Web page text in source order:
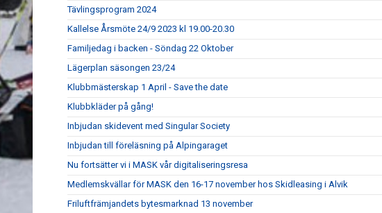
Tävlingsprogram 2024
Kallelse Årsmöte 24/9 2023 kl 19.00-20.30
Familjedag i backen - Söndag 22 Oktober
Lägerplan säsongen 23/24
Klubbmästerskap 1 April - Save the date
Klubbkläder på gång!
Inbjudan skidevent med Singular Society
Inbjudan till föreläsning på Alpingaraget
Nu fortsätter vi i MASK vår digitaliseringsresa
Medlemskvällar för MASK den 16-17 november hos Skidleasing i Alvik
Friluftfrämjandets bytesmarknad 13 november